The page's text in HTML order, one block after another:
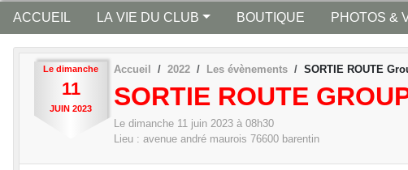
ACCUEIL LA VIE DU CLUB BOUTIQUE PHOTOS &
Le dimanche
11
JUIN 2023
Accueil 2022 Les évènements SORTIE ROUTE
SORTIE ROUTE
Le dimanche 11 juin 2023 à 08h30
Lieu : avenue andré maurois 76600 barentin